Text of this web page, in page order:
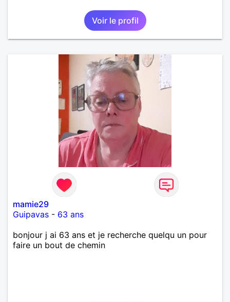
Voir le profil
mamie29
Guipavas - 63 ans
bonjour j ai 63 ans et je recherche quelqu un pour
faire un bout de chemin